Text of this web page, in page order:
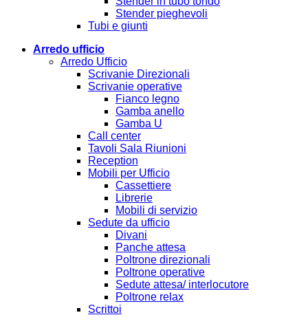
Stender pieghevoli
Tubi e giunti
Arredo ufficio
Arredo Ufficio
Scrivanie Direzionali
Scrivanie operative
Fianco legno
Gamba anello
Gamba U
Call center
Tavoli Sala Riunioni
Reception
Mobili per Ufficio
Cassettiere
Librerie
Mobili di servizio
Sedute da ufficio
Divani
Panche attesa
Poltrone direzionali
Poltrone operative
Sedute attesa/ interlocutore
Poltrone relax
Scrittoi